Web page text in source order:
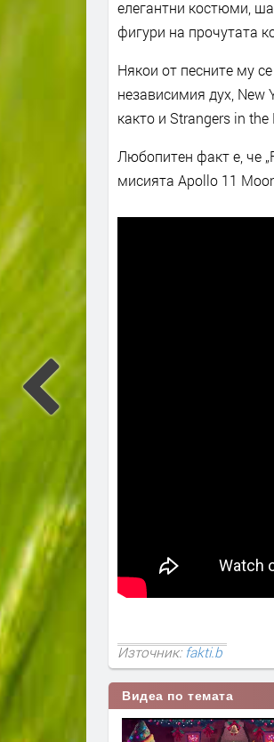
елегантни костюми,
фигури на прочутата
Някои от песните му
независимия дух,
както и Strangers in
Любопитен факт е, че
мисията Apollo 11
Източник:fakti.b
Видеа по темата